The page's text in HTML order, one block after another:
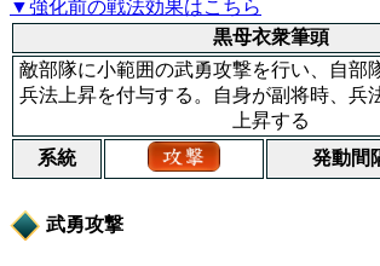
▼強化前の戦法効果はこちら
黒母衣衆筆頭
敵部隊に小範囲の武勇攻撃を行い、自部
兵法上昇を付与する。自身が副将時、兵
上昇する
系統
発動間
武勇攻撃